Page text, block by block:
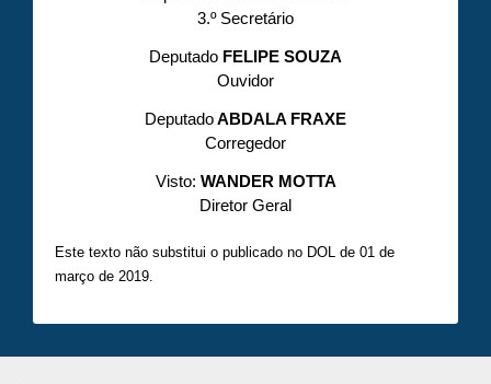
3.º Secretário
Deputado FELIPE SOUZA
Ouvidor
DeputadoABDALA FRAXE
Corregedor
Visto: WANDER MOTTA
Diretor Geral
Este texto não substitui o publicado no DOL de 01 de
março de 2019.